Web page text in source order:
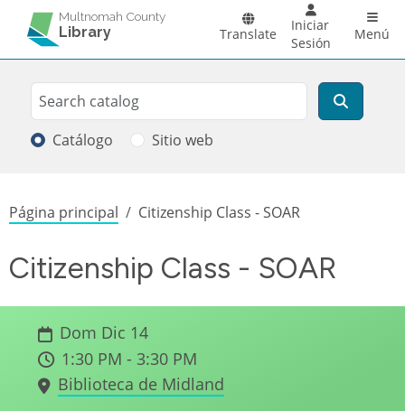
Pasar al contenido principal
Multnomah County
Library Translate
Iniciar
Sesión
Menú
Search
Buscar
Catálogo Sitio web
Sobrescribir enlaces de ayuda a la
Página principal Citizenship Class - SOAR
Citizenship Class - SOAR
Dom Dic 14
1:30 PM - 3:30 PM
Biblioteca de Midland